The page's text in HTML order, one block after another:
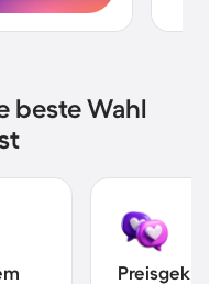
beste Wahl